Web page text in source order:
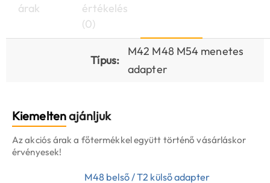
árak
értékelés
(0)
Típus:
M42 M48 M54 menetes
adapter
Kiemeltenajánljuk
Az akciós árak a főtermékkel együtt történő vásárláskor
érvényesek!
M48 belső / T2 külső adapter